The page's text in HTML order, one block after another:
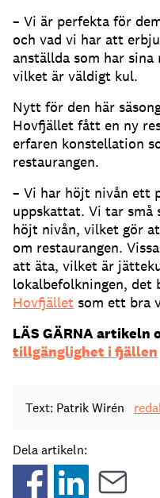
– Vi är perfekta för
och vad vi har att
anställda som har
vilket är väldigt kul.
Nytt för den här
Hovfjället fått en ny
erfaren konstellation
restaurangen.
– Vi har höjt nivån ett
uppskattat. Vi tar små
höjt nivån, vilket gör
om restaurangen.
att äta, vilket är
lokalbefolkningen,
Hovfjället som ett bra
LÄS GÄRNA artikeln
tillgänglighet i fjällen
Text: Patrik Wirén
Dela artikeln: